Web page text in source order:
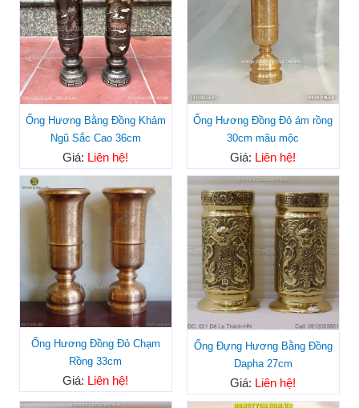
Ống Hương Bằng Đồng Khảm
Ngũ Sắc Cao 36cm
Giá: Liên hệ!
Ống Hương Đồng Đỏ ám rồng
30cm mãu mộc
Giá: Liên hệ!
Ống Hương Đồng Đỏ Chạm
Rồng 33cm
Giá: Liên hệ!
Ống Đựng Hương Bằng Đồng
Dapha 27cm
Giá: Liên hệ!